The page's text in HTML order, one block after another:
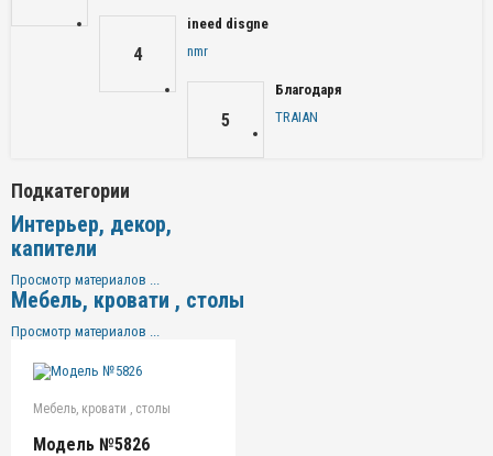
4
ineed disgne
nmr
5
Благодаря
TRAIAN
Подкатегории
Интерьер, декор,
капители
Просмотр материалов ...
Мебель, кровати , столы
Просмотр материалов ...
Мебель, кровати , столы
Модель №5826